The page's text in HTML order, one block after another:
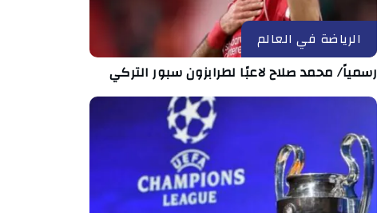
الرياضة في العالم
رسمياً/ محمد صلاح لاعبًا لطرابزون سبور التركي